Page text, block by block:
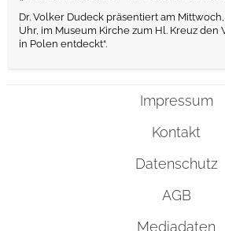
Dr. Volker Dudeck präsentiert am Mittwoch,
Uhr, im Museum Kirche zum Hl. Kreuz den
in Polen entdeckt“.
Impressum
Kontakt
Datenschutz
AGB
Mediadaten